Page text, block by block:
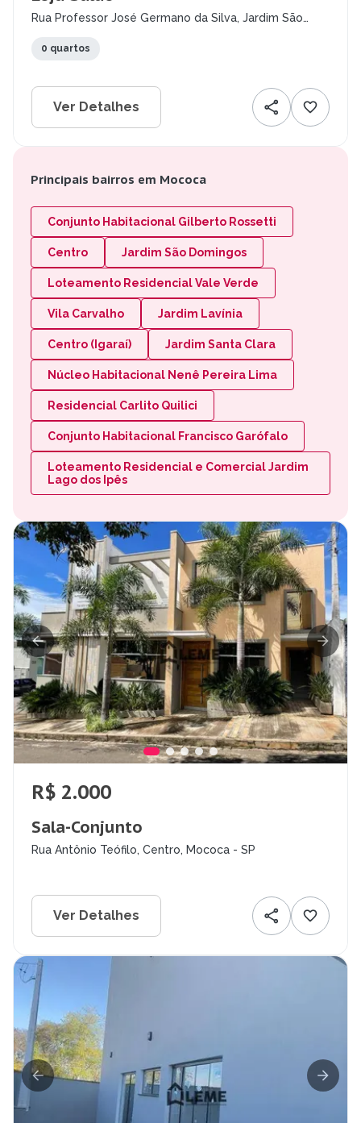
Rua Professor José Germano da Silva, Jardim São
0 quartos
Ver Detalhes
Principais bairros em Mococa
Conjunto Habitacional Gilberto Rossetti
Centro Jardim São Domingos
Loteamento Residencial Vale Verde
Vila Carvalho Jardim Lavínia
Centro (Igaraí) Jardim Santa Clara
Núcleo Habitacional Nenê Pereira Lima
Residencial Carlito Quilici
Conjunto Habitacional Francisco Garófalo
Loteamento Residencial e Comercial Jardim
Lago dos Ipês
R$ 2.000
Sala-Conjunto
Rua Antônio Teófilo, Centro, Mococa - SP
Ver Detalhes